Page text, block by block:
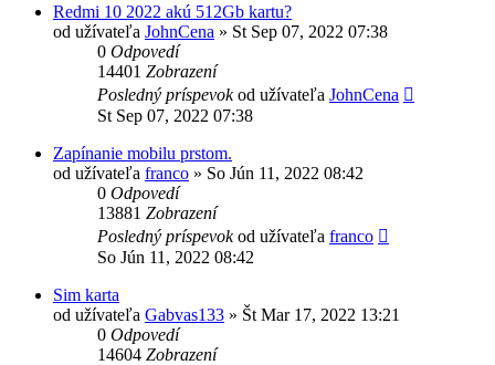
Redmi 10 2022 akú 512Gb kartu?
od užívateľa JohnCena » St Sep 07, 2022 07:38
0 Odpovedí
14401 Zobrazení
Posledný príspevokod užívateľa JohnCena
St Sep 07, 2022 07:38
Zapínanie mobilu prstom.
od užívateľa franco » So Jún 11, 2022 08:42
0 Odpovedí
13881 Zobrazení
Posledný príspevokod užívateľa franco
So Jún 11, 2022 08:42
Sim karta
od užívateľa Gabvas133 » Št Mar 17, 2022 13:21
0 Odpovedí
14604 Zobrazení